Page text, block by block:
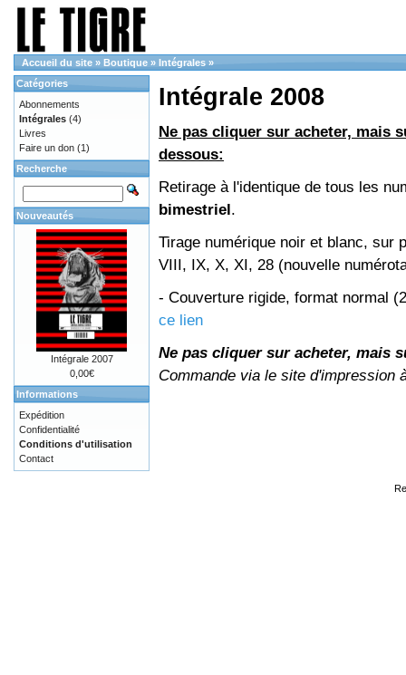
Accueil du site » Boutique » Intégrales »
Intégrale 2008
Ne pas cliquer sur acheter, mais
dessous:
Retirage à l'identique de tous les
bimestriel.
Tirage numérique noir et blanc, sur
VIII, IX, X, XI, 28 (nouvelle
- Couverture rigide, format normal
ce lien
Ne pas cliquer sur acheter, mais
Commande via le site d'impression
Catégories
Abonnements
Intégrales (4)
Livres
Faire un don (1)
Recherche
Nouveautés
Intégrale 2007
0,00€
Informations
Expédition
Confidentialité
Conditions d'utilisation
Contact